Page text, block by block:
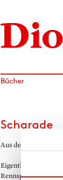
Bücher
Scharade
Aus dem
Eigentlich sollte Jeff
Rennsportbehörde,